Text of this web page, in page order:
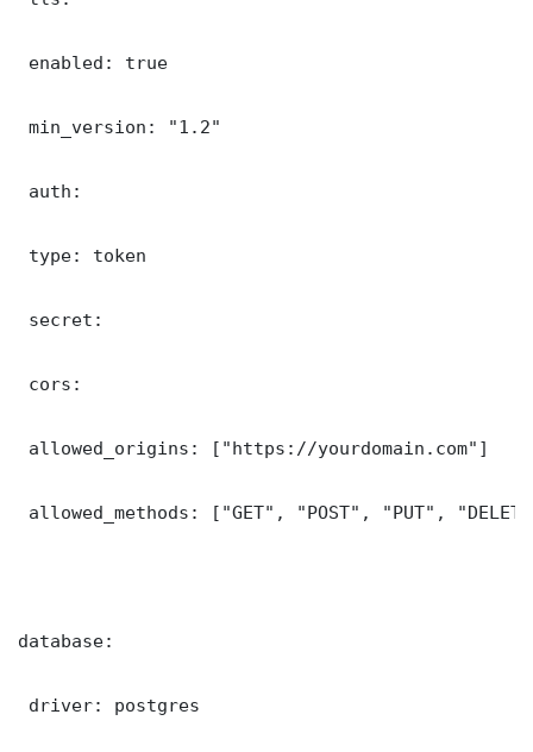
enabled: true
min_version: "1.2"
auth:
type: token
secret:
cors:
allowed_origins: ["https://yourdomain.com"]
allowed_methods: ["GET", "POST", "PUT",
database:
driver: postgres